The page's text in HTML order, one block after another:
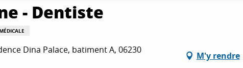
- Dentiste
Dina Palace, batiment A, 06230
M'y rendre